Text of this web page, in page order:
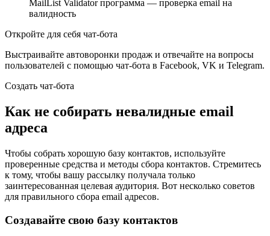
MailList Validator программа — проверка email на
валидность
Откройте для себя чат-бота
Выстраивайте автоворонки продаж и отвечайте на вопросы
пользователей с помощью чат-бота в Facebook, VK и Telegram.
Создать чат-бота
Как не собирать невалидные email
адреса
Чтобы собрать хорошую базу контактов, используйте
проверенные средства и методы сбора контактов. Стремитесь
к тому, чтобы вашу рассылку получала только
заинтересованная целевая аудитория. Вот несколько советов
для правильного сбора email адресов.
Создавайте свою базу контактов